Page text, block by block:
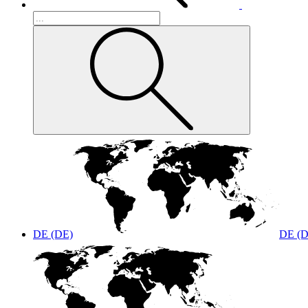
DE (DE) DE